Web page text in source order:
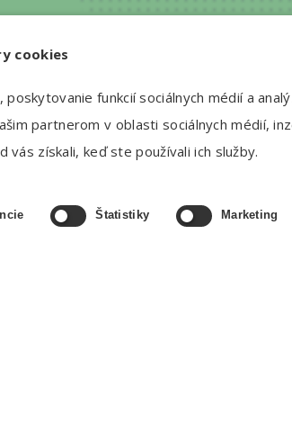
NAVIGÁCIA
Domov
Produkty
cookies
funkcií sociálnych médií a
partnerom v oblasti sociálnych médií,
získali, keď ste používali ich služby.
Štatistiky Marketing